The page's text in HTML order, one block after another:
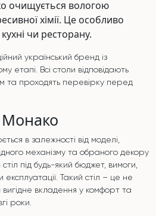
очищується вологою
хімії. Це особливо
чи ресторану.
український бренд із
етапі. Всі столи відповідають
та проходять перевірку перед
Монако
в залежності від моделі,
механізму та обраного декору
під будь-який бюджет, вимоги,
експлуатації. Такий стіл – це не
вкладення у комфорт та
роки.